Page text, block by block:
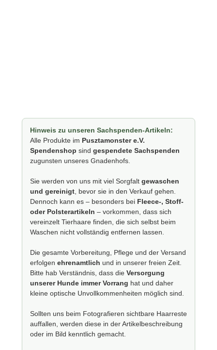
Hinweis zu unseren Sachspenden-Artikeln:
Alle Produkte im Pusztamonster e.V.
Spendenshop sind gespendete Sachspenden
zugunsten unseres Gnadenhofs.
Sie werden von uns mit viel Sorgfalt gewaschen
und gereinigt, bevor sie in den Verkauf gehen.
Dennoch kann es – besonders bei Fleece-, Stoff-
oder Polsterartikeln – vorkommen, dass sich
vereinzelt Tierhaare finden, die sich selbst beim
Waschen nicht vollständig entfernen lassen.
Die gesamte Vorbereitung, Pflege und der Versand
erfolgen ehrenamtlich und in unserer freien Zeit.
Bitte hab Verständnis, dass die Versorgung
unserer Hunde immer Vorrang hat und daher
kleine optische Unvollkommenheiten möglich sind.
Sollten uns beim Fotografieren sichtbare Haarreste
auffallen, werden diese in der Artikelbeschreibung
oder im Bild kenntlich gemacht.